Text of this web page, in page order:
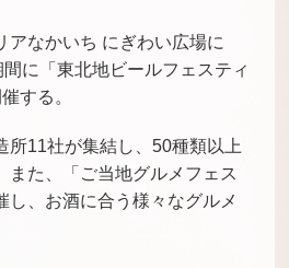
アなかいち にぎわい広場に
に「東北地ビールフェスティ
する。
所11社が集結し、50種類以上
また、「ご当地グルメフェス
し、お酒に合う様々なグルメ